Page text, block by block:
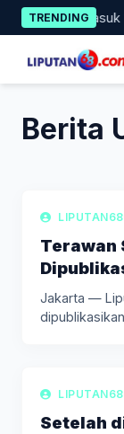
Skip
to
content
TRENDING
2024, Masuk 11
Berita
LIPUTAN
LIPUTAN68
Terawan
Jakarta —
LIPUTAN
LIPUTAN68
Setelah